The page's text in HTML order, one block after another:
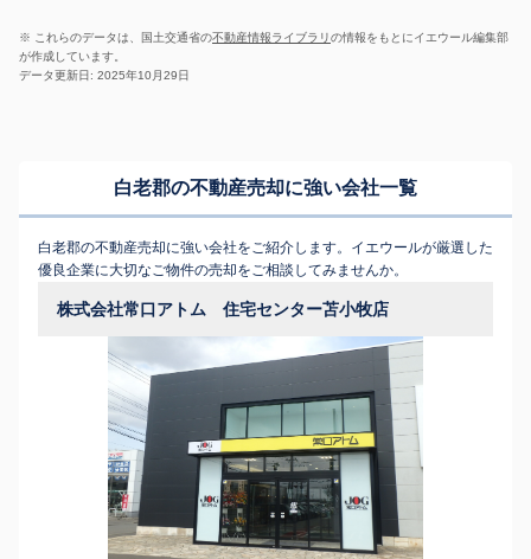
※ これらのデータは、国土交通省の不動産情報ライブラリの情報をもとにイエウール編集部
が作成しています。
データ更新日: 2025年10月29日
白老郡の不動産売却に強い会社一覧
白老郡の不動産売却に強い会社をご紹介します。イエウールが厳選した
優良企業に大切なご物件の売却をご相談してみませんか。
株式会社常口アトム 住宅センター苫小牧店